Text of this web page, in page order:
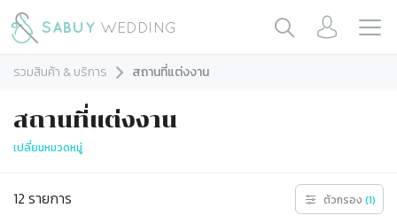
รวมสินค้า & บริการ สถานที่แต่งงาน
สถานที่แต่งงาน
เปลี่ยนหมวดหมู่
12 รายการ ตัวกรอง (1)